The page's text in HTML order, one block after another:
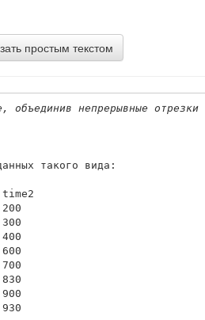
простым текстом
объединив непрерывные отрезки
такого вида: